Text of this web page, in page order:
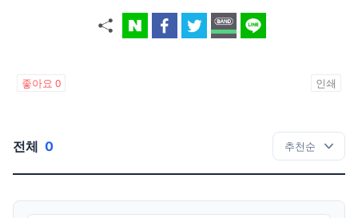
좋아요 0 인쇄
전체 0